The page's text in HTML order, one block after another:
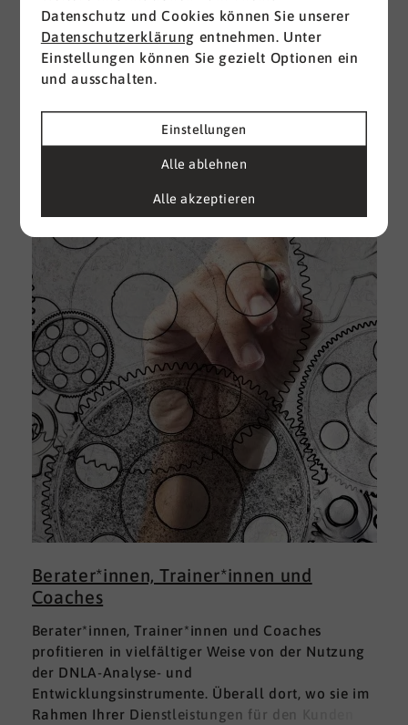
Berater*innen, Trainer*innen und
Coaches
Berater*innen, Trainer*innen und Coaches
profitieren in vielfältiger Weise von der Nutzung
der DNLA-Analyse- und
Entwicklungsinstrumente. Überall dort, wo sie im
Rahmen Ihrer Dienstleistungen für den Kunden
Datenschutz und Cookies können Sie unserer
Datenschutzerklärung entnehmen. Unter
Einstellungen können Sie gezielt Optionen ein
und ausschalten.
Einstellungen
Alle ablehnen
Alle akzeptieren